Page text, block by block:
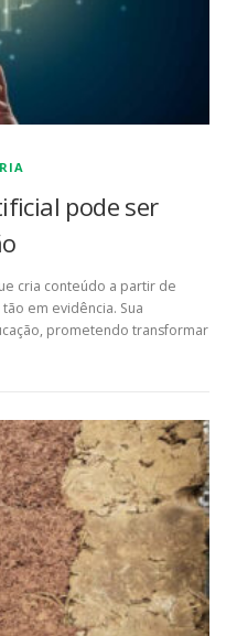
pode ser
cria conteúdo a partir de
em evidência. Sua
prometendo transformar